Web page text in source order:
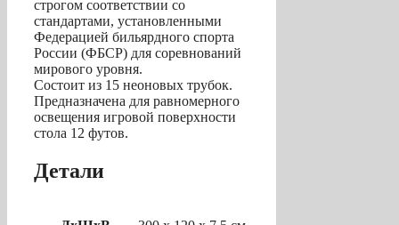
строгом соответствии со
стандартами, установленными
Федерацией бильярдного спорта
России (ФБСР) для соревнований
мирового уровня.
Состоит из 15 неоновых трубок.
Предназначена для равномерного
освещения игровой поверхности
стола 12 футов.
Детали